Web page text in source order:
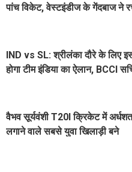
पांच विकेट, वेस्टइंडीज के गेंदबाज ने
IND vs SL: श्रीलंका दौरे के लिए
होगा टीम इंडिया का ऐलान, BCCI
वैभव सूर्यवंशी T20I क्रिकेट में
लगाने वाले सबसे युवा खिलाड़ी बने